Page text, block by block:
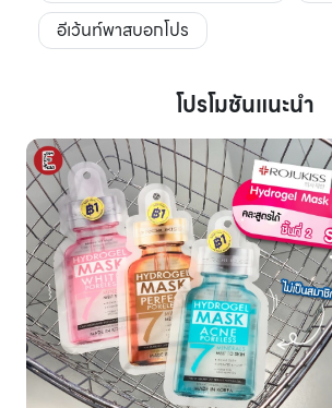
อีเว้นท์พาสบอกโปร
โปรโมชันแนะนำ